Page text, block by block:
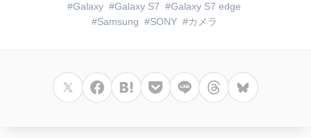
Galaxy Galaxy S7
Galaxy S7 edge
Samsung
SONY カメラ